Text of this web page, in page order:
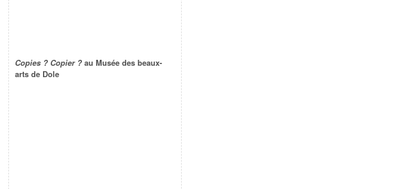
Copies ? Copier ? au Musée des beaux-
arts de Dole